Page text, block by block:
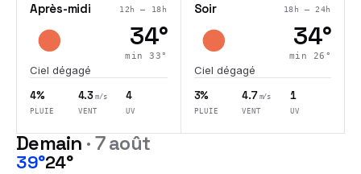
Après-midi 12h – 18h
34°
min33°
Ciel dégagé
4%
PLUIE
4.3 m/s
VENT
4
UV
Soir 18h – 24h
34°
min 26 °
Ciel dégagé
3%
PLUIE
4.7 m/s
VENT
1
UV
Demain ·7 août
39°24°